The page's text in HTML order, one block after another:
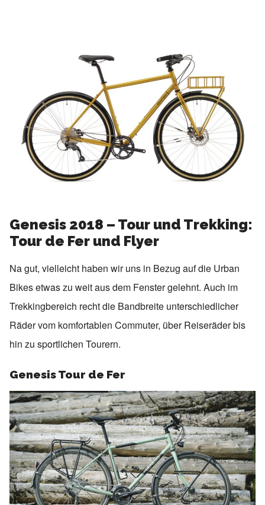
Genesis 2018 – Tour und Trekking:
Tour de Fer und Flyer
Na gut, vielleicht haben wir uns in Bezug auf die Urban
Bikes etwas zu weit aus dem Fenster gelehnt. Auch im
Trekkingbereich recht die Bandbreite unterschiedlicher
Räder vom komfortablen Commuter, über Reiseräder bis
hin zu sportlichen Tourern.
Genesis Tour de Fer